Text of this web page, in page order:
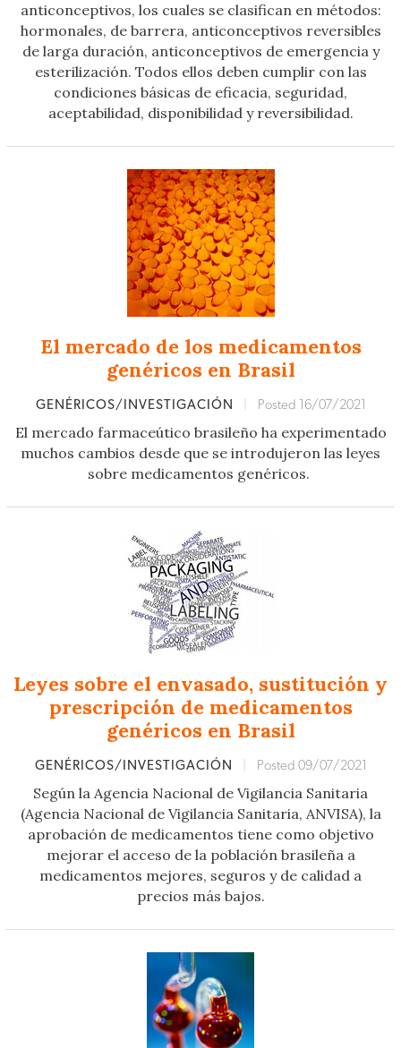
anticonceptivos, los cuales se clasifican en métodos:
hormonales, de barrera, anticonceptivos reversibles
de larga duración, anticonceptivos de emergencia y
esterilización. Todos ellos deben cumplir con las
condiciones básicas de eficacia, seguridad,
aceptabilidad, disponibilidad y reversibilidad.
El mercado de los medicamentos
genéricos en Brasil
GENÉRICOS/INVESTIGACIÓN Posted 16/07/2021
El mercado farmaceútico brasileño ha experimentado
muchos cambios desde que se introdujeron las leyes
sobre medicamentos genéricos.
Leyes sobre el envasado, sustitución y
prescripción de medicamentos
genéricos en Brasil
GENÉRICOS/INVESTIGACIÓN Posted 09/07/2021
Según la Agencia Nacional de Vigilancia Sanitaria
(Agencia Nacional de Vigilancia Sanitaria, ANVISA), la
aprobación de medicamentos tiene como objetivo
mejorar el acceso de la población brasileña a
medicamentos mejores, seguros y de calidad a
precios más bajos.